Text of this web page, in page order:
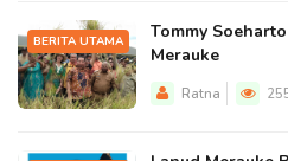
BERITA UTAMA
Tommy
Merauke
Ratna